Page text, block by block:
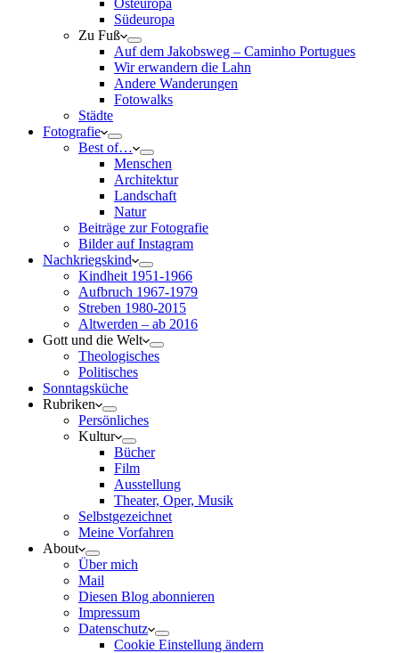
Osteuropa
Südeuropa
Zu Fuß
Auf dem Jakobsweg – Caminho Portugues
Wir erwandern die Lahn
Andere Wanderungen
Fotowalks
Städte
Fotografie
Best of…
Menschen
Architektur
Landschaft
Natur
Beiträge zur Fotografie
Bilder auf Instagram
Nachkriegskind
Kindheit 1951-1966
Aufbruch 1967-1979
Streben 1980-2015
Altwerden – ab 2016
Gott und die Welt
Theologisches
Politisches
Sonntagsküche
Rubriken
Persönliches
Kultur
Bücher
Film
Ausstellung
Theater, Oper, Musik
Selbstgezeichnet
Meine Vorfahren
About
Über mich
Mail
Diesen Blog abonnieren
Impressum
Datenschutz
Cookie Einstellung ändern